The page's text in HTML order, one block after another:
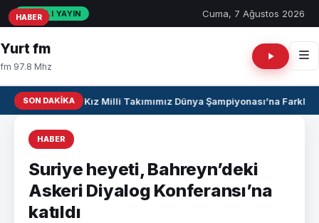
CANLI YAYIN Cuma, 7 Ağustos 2026
Yurt fm
fm 97.8 Mhz
SON DAKIKAU17 Kız Milli Takımımız Dünya Şampiyonası’na Farklı
HABER
Suriye heyeti, Bahreyn’deki
Askeri Diyalog Konferansı’na
katıldı
HABER
HABER
HABER